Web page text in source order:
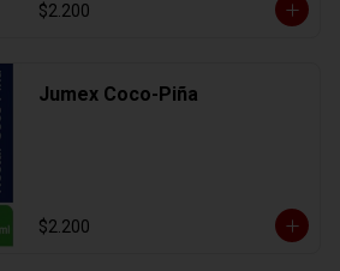
$2.200
Jumex Coco-Piña
$2.200